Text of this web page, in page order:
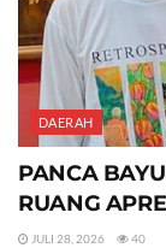
DAERAH
PANCA
RUANG
JULI 28, 2026 40